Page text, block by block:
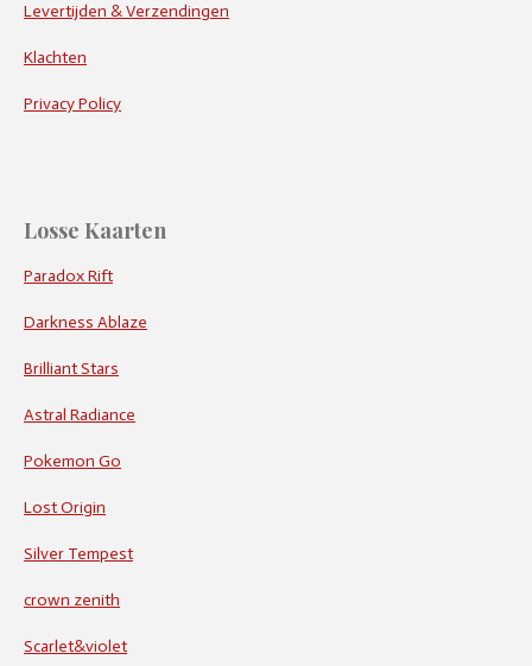
Levertijden & Verzendingen
Klachten
Privacy Policy
Losse Kaarten
Paradox Rift
Darkness Ablaze
Brilliant Stars
Astral Radiance
Pokemon Go
Lost Origin
Silver Tempest
crown zenith
Scarlet&violet